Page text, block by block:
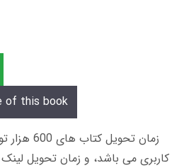
of this book
زمان